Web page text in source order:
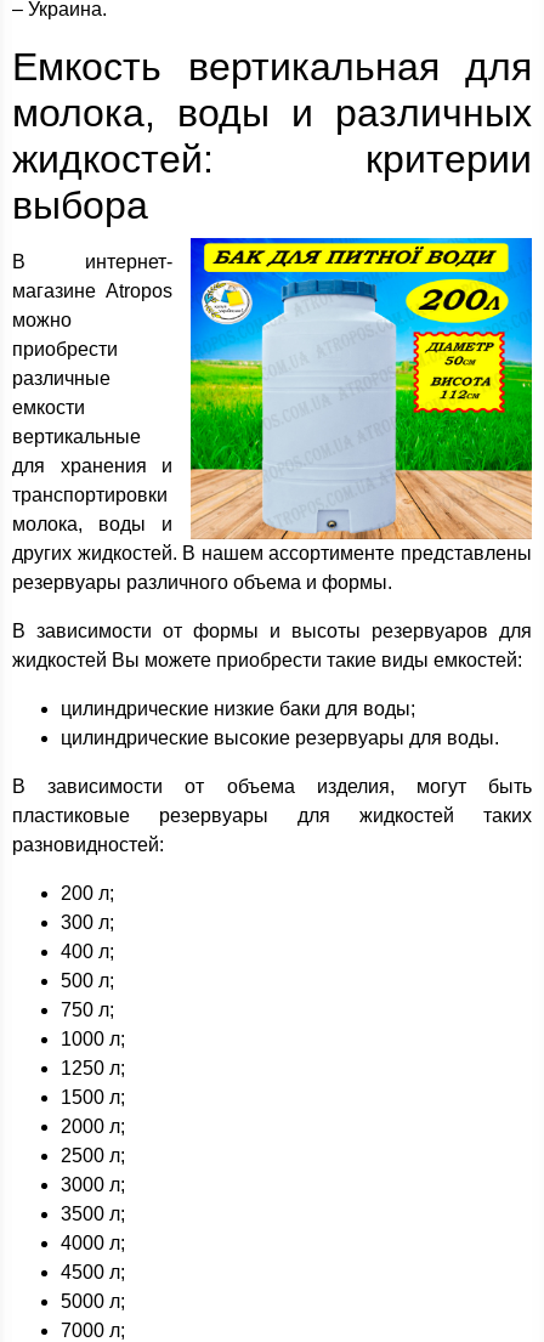
– Украина.
Емкость вертикальная для
молока, воды и различных
жидкостей: критерии
выбора
В интернет-
магазине Atropos
можно
приобрести
различные
емкости
вертикальные
для хранения и
транспортировки
молока, воды и
других жидкостей. В нашем ассортименте представлены
резервуары различного объема и формы.
В зависимости от формы и высоты резервуаров для
жидкостей Вы можете приобрести такие виды емкостей:
цилиндрические низкие баки для воды;
цилиндрические высокие резервуары для воды.
В зависимости от объема изделия, могут быть
пластиковые резервуары для жидкостей таких
разновидностей:
200 л;
300 л;
400 л;
500 л;
750 л;
1000 л;
1250 л;
1500 л;
2000 л;
2500 л;
3000 л;
3500 л;
4000 л;
4500 л;
5000 л;
7000 л;